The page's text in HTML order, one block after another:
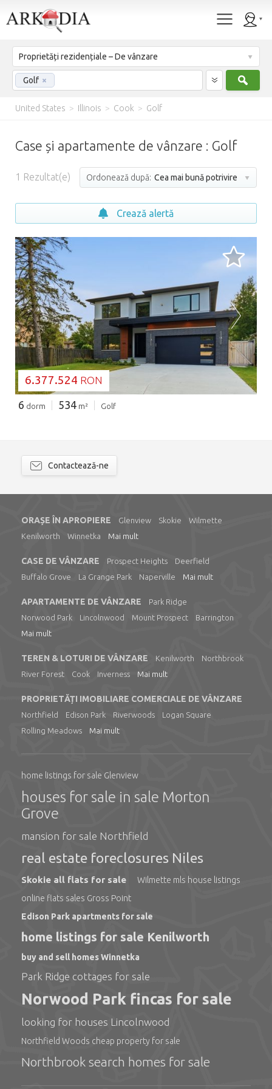
Proprietăți rezidențiale – De vânzare
Golf ×
United States > Illinois > Cook > Golf
Case și apartamente de vânzare : Golf
1 Rezultat(e) Ordonează după: Cea mai bună potrivire
Crează alertă
SE ÎNCARCĂ...
6.377.524 RON
6 dorm 534 m² Golf
Contactează-ne
ORAȘE ÎN APROPIERE Glenview Skokie
Wilmette
Kenilworth
Winnetka Mai mult
CASE DE VÂNZARE Prospect Heights
Deerfield
Buffalo Grove
La Grange Park Naperville Mai mult
APARTAMENTE DE VÂNZARE
Park Ridge
Norwood Park
Lincolnwood Mount Prospect
Barrington
Mai mult
TEREN & LOTURI DE VÂNZARE Kenilworth
Northbrook
River Forest
Cook Inverness Mai mult
PROPRIETĂȚI IMOBILIARE COMERCIALE DE VÂNZARE
Northfield Edison Park Riverwoods
Logan Square
Rolling Meadows
Mai mult
home listings for sale Glenview
houses for sale in sale Morton
Grove
mansion for sale Northfield
real estate foreclosures Niles
Skokie all flats for sale
Wilmette mls house listings
online flats sales Gross Point
Edison Park apartments for sale
home listings for sale Kenilworth
buy and sell homes Winnetka
Park Ridge cottages for sale
Norwood Park fincas for sale
looking for houses Lincolnwood
Northfield Woods cheap property for sale
Northbrook search homes for sale